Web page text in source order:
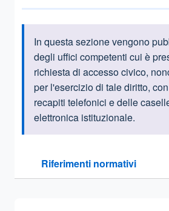
Informazioni
In questa sezione vengono
degli uffici competenti cui è
richiesta di accesso civico,
per l'esercizio di tale diritto,
recapiti telefonici e delle
elettronica istituzionale.
Riferimenti normativi
Sezione compressa